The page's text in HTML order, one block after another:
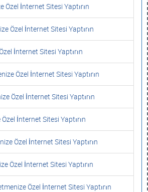
Özel İnternet Sitesi Yaptırın
Özel İnternet Sitesi Yaptırın
İnternet Sitesi Yaptırın
Özel İnternet Sitesi Yaptırın
Özel İnternet Sitesi Yaptırın
İnternet Sitesi Yaptırın
Özel İnternet Sitesi Yaptırın
Özel İnternet Sitesi Yaptırın
Özel İnternet Sitesi Yaptırın